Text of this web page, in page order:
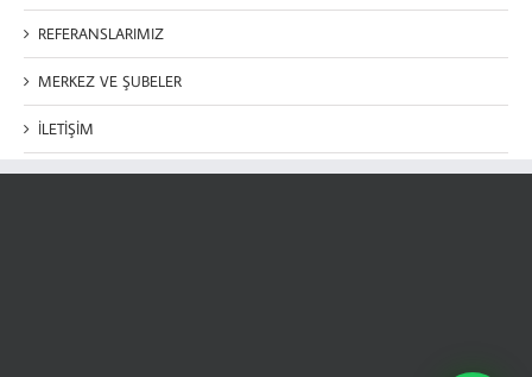
REFERANSLARIMIZ
MERKEZ VE ŞUBELER
İLETİŞİM